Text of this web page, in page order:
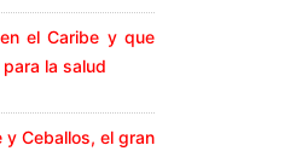
el Caribe y que
la salud
y Ceballos, el gran